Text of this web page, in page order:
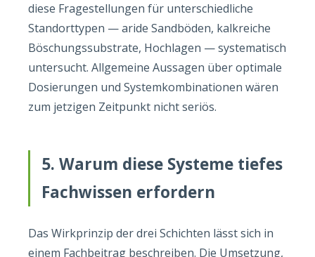
diese Fragestellungen für unterschiedliche
Standorttypen — aride Sandböden, kalkreiche
Böschungssubstrate, Hochlagen — systematisch
untersucht. Allgemeine Aussagen über optimale
Dosierungen und Systemkombinationen wären
zum jetzigen Zeitpunkt nicht seriös.
5. Warum diese Systeme tiefes
Fachwissen erfordern
Das Wirkprinzip der drei Schichten lässt sich in
einem Fachbeitrag beschreiben. Die Umsetzung,